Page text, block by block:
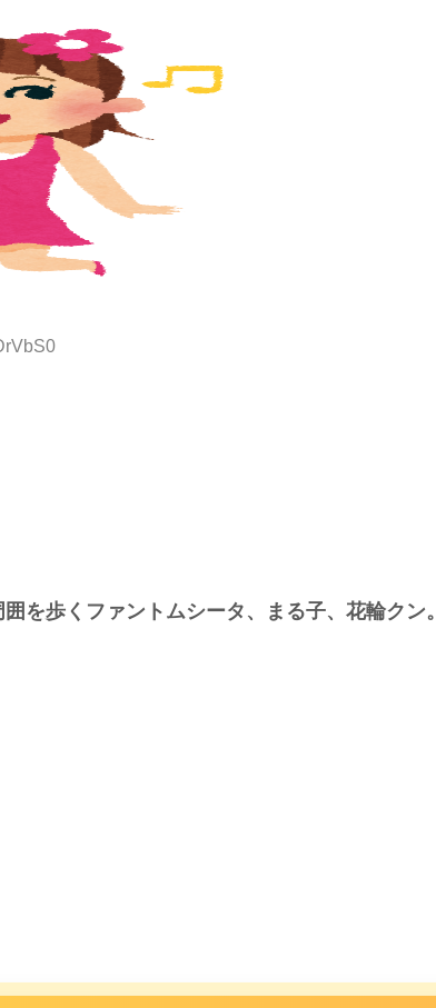
を歩くファントムシータ、まる子、花輪クン。